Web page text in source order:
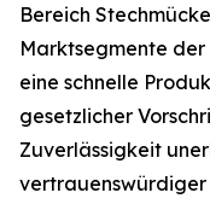
Bereich
Marktsegmente der
eine schnelle
gesetzlicher
Zuverlässigkeit
vertrauenswürdiger